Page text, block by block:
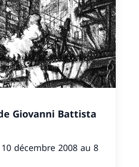
Giovanni Battista
décembre 2008 au 8